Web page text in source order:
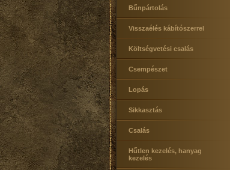
Bűnpártolás
Visszaélés kábítószerrel
Költségvetési csalás
Csempészet
Lopás
Sikkasztás
Csalás
Hűtlen kezelés, hanyag
kezelés